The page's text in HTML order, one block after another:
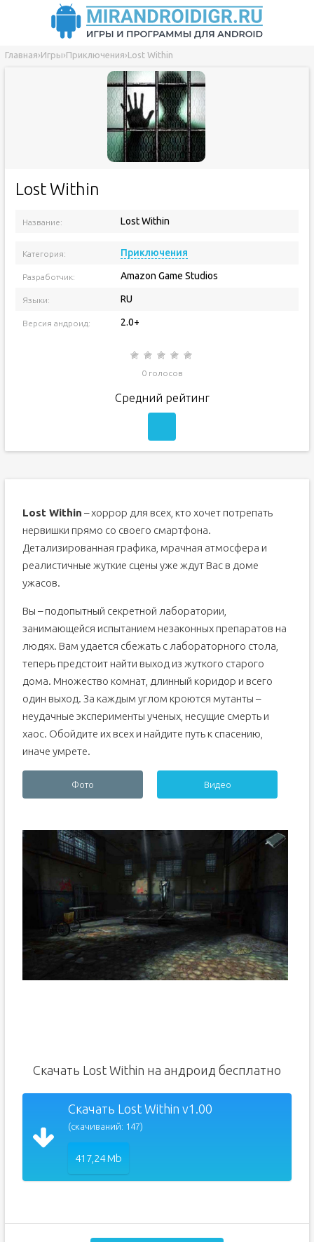
Главная›Игры›Приключения›Lost Within
Lost Within
Название: Lost Within
Категория:
Приключения
Разработчик: Amazon Game Studios
Языки: RU
Версия андроид: 2.0+
0 голосов
Средний рейтинг
Lost Within – хоррор для всех, кто хочет потрепать
нервишки прямо со своего смартфона.
Детализированная графика, мрачная атмосфера и
реалистичные жуткие сцены уже ждут Вас в доме
ужасов.
Вы – подопытный секретной лаборатории,
занимающейся испытанием незаконных препаратов на
людях. Вам удается сбежать с лабораторного стола,
теперь предстоит найти выход из жуткого старого
дома. Множество комнат, длинный коридор и всего
один выход. За каждым углом кроются мутанты –
неудачные эксперименты ученых, несущие смерть и
хаос. Обойдите их всех и найдите путь к спасению,
иначе умрете.
Фото Видео
Скачать Lost Within на андроид бесплатно
Скачать Lost Within v1.00
(скачиваний: 147)
417,24 Mb